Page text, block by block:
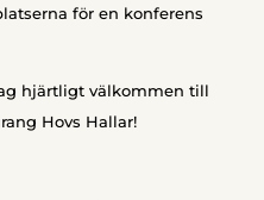
för en konferens
hjärtligt välkommen till
Hovs Hallar!